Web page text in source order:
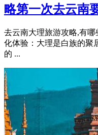
略第一次去云南
去云南大理旅游攻略,有
化体验：大理是白族的聚
的 ...